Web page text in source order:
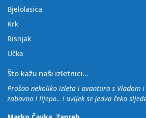
Bjelolasica
Krk
Risnjak
Učka
Što kažu naši izletnici...
Prošao nekoliko izleta i avantura s Vladom
zabavno i lijepo.. i uvijek se jedva čeka